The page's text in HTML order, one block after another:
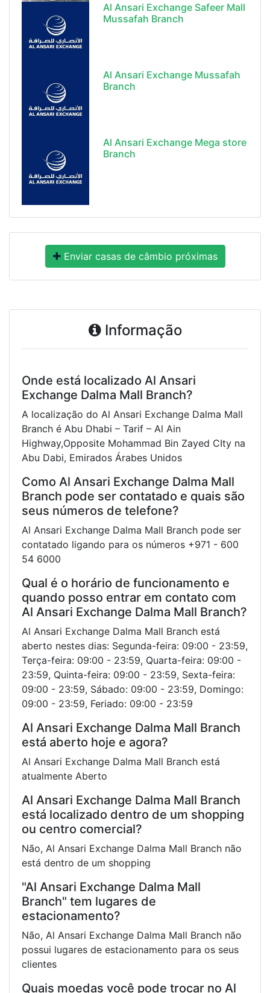
Al Ansari Exchange Safeer Mall
Mussafah Branch
Al Ansari Exchange Mussafah
Branch
Al Ansari Exchange Mega store
Branch
Enviar casas de câmbio próximas
Informação
Onde está localizado Al Ansari
Exchange Dalma Mall Branch?
A localização do Al Ansari Exchange Dalma Mall
Branch é Abu Dhabi – Tarif – Al Ain
Highway,Opposite Mohammad Bin Zayed CIty na
Abu Dabi, Emirados Árabes Unidos
Como Al Ansari Exchange Dalma Mall
Branch pode ser contatado e quais são
seus números de telefone?
Al Ansari Exchange Dalma Mall Branch pode ser
contatado ligando para os números +971 - 600
54 6000
Qual é o horário de funcionamento e
quando posso entrar em contato com
Al Ansari Exchange Dalma Mall Branch?
Al Ansari Exchange Dalma Mall Branch está
aberto nestes dias: Segunda-feira: 09:00 - 23:59,
Terça-feira: 09:00 - 23:59, Quarta-feira: 09:00 -
23:59, Quinta-feira: 09:00 - 23:59, Sexta-feira:
09:00 - 23:59, Sábado: 09:00 - 23:59, Domingo:
09:00 - 23:59, Feriado: 09:00 - 23:59
Al Ansari Exchange Dalma Mall Branch
está aberto hoje e agora?
Al Ansari Exchange Dalma Mall Branch está
atualmente Aberto
Al Ansari Exchange Dalma Mall Branch
está localizado dentro de um shopping
ou centro comercial?
Não, Al Ansari Exchange Dalma Mall Branch não
está dentro de um shopping
"Al Ansari Exchange Dalma Mall
Branch" tem lugares de
estacionamento?
Não, Al Ansari Exchange Dalma Mall Branch não
possui lugares de estacionamento para os seus
clientes
Quais moedas você pode trocar no Al